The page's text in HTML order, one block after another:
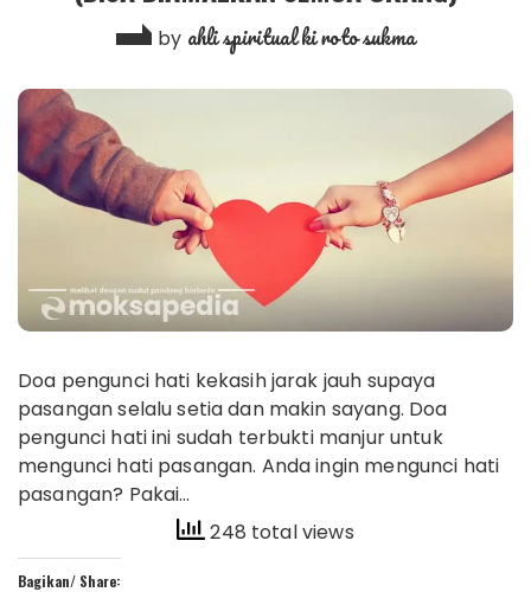
by ahli spiritual ki roto sukma
Doa pengunci hati kekasih jarak jauh supaya
pasangan selalu setia dan makin sayang. Doa
pengunci hati ini sudah terbukti manjur untuk
mengunci hati pasangan. Anda ingin mengunci hati
pasangan? Pakai…
248 total views
Bagikan/ Share: